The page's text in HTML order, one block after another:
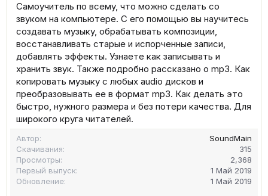
Самоучитель по всему, что можно сделать со
звуком на компьютере. С его помощью вы научитесь
создавать музыку, обрабатывать композиции,
восстанавливать старые и испорченные записи,
добавлять эффекты. Узнаете как записывать и
хранить звук. Также подробно рассказано о mp3. Как
копировать музыку с любых audio дисков и
преобразовывать ее в формат mp3. Как делать это
быстро, нужного размера и без потери качества. Для
широкого круга читателей.
Автор
SoundMain
Скачивания
315
Просмотры
2,368
Первый выпуск
1 Май 2019
Обновление
1 Май 2019